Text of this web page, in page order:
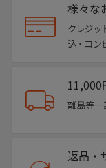
様々な
クレジッ
込・コン
11,000
離島等一
返品・